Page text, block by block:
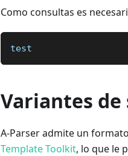
Como consultas es
test
Variantes
A-Parser admite un
Template Toolkit, lo que le